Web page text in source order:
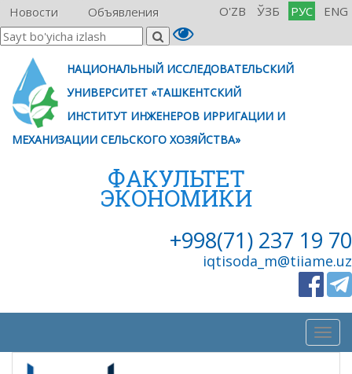
Новости Объявления O'ZB ЎЗБ РУС ENG
НАЦИОНАЛЬНЫЙ ИССЛЕДОВАТЕЛЬСКИЙ
УНИВЕРСИТЕТ «ТАШКЕНТСКИЙ
ИНСТИТУТ ИНЖЕНЕРОВ ИРРИГАЦИИ И
МЕХАНИЗАЦИИ СЕЛЬСКОГО ХОЗЯЙСТВА»
ФАКУЛЬТЕТ
ЭКОНОМИКИ
+998(71) 237 19 70
iqtisoda_m@tiiame.uz